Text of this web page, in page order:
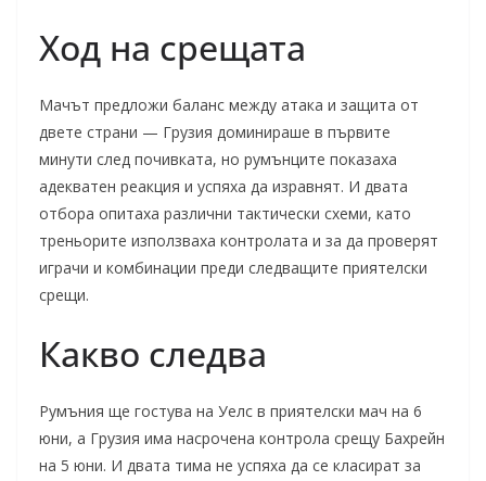
Ход на срещата
Мачът предложи баланс между атака и защита от
двете страни — Грузия доминираше в първите
минути след почивката, но румънците показаха
адекватен реакция и успяха да изравнят. И двата
отбора опитаха различни тактически схеми, като
треньорите използваха контролата и за да проверят
играчи и комбинации преди следващите приятелски
срещи.
Какво следва
Румъния ще гостува на Уелс в приятелски мач на 6
юни, а Грузия има насрочена контрола срещу Бахрейн
на 5 юни. И двата тима не успяха да се класират за